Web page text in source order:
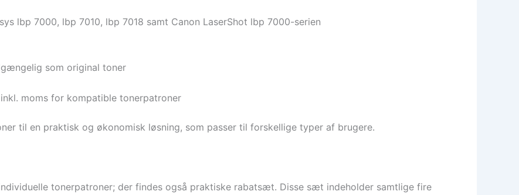
lbp 7000, lbp 7010, lbp 7018 samt Canon LaserShot lbp 7000-serien
som original toner
moms for kompatible tonerpatroner
til en praktisk og økonomisk løsning, som passer til forskellige typer af brugere.
tonerpatroner; der findes også praktiske rabatsæt. Disse sæt indeholder samtlige fire